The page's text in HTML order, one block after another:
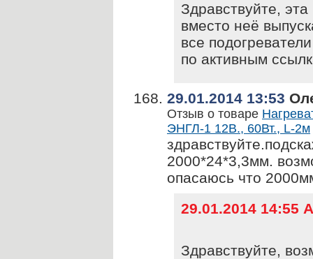
Здравствуйте,
вместо неё
все
по активным
29.01.2014 13:53
Отзыв о товаре
ЭНГЛ-1 12В., 60Вт., L-2м
2000*24*3,3мм.
опасаюсь что
29.01.2014 14:55
Здравствуйте,